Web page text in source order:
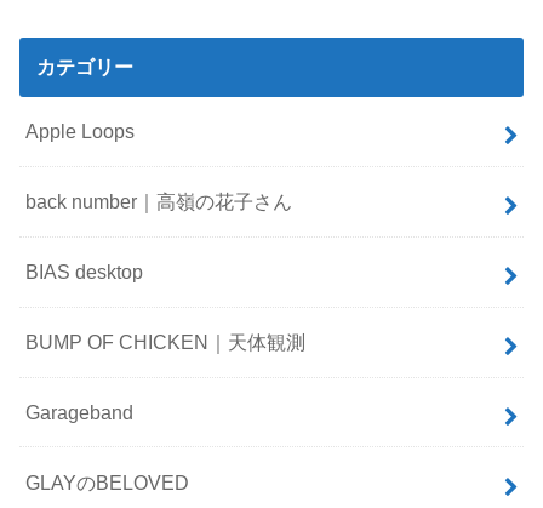
カテゴリー
Apple Loops
back number｜高嶺の花子さん
BIAS desktop
BUMP OF CHICKEN｜天体観測
Garageband
GLAYのBELOVED